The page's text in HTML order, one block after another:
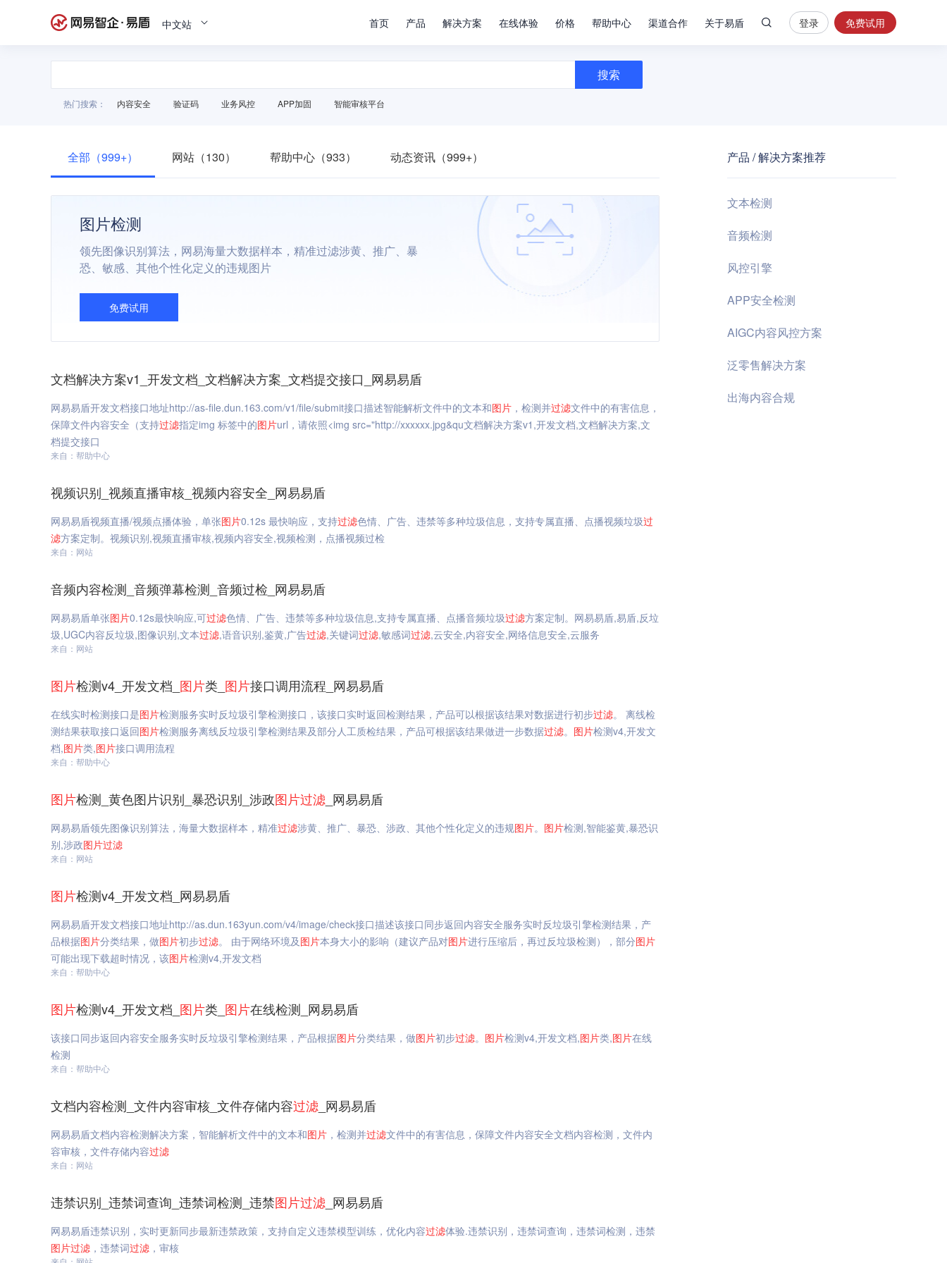
中文站 首页 产品 解决方案 在线体验 价格 帮助中心 渠道合作 关于易盾
安
全
控
登录 免费试用
搜索
热门搜索： 内容安全 验证码 业务风控 APP加固 智能审核平台
全部（999+） 网站（130） 帮助中心（933） 动态资讯（999+）
图片检测
领先图像识别算法，网易海量大数据样本，精准过滤涉黄、推广、暴
恐、敏感、其他个性化定义的违规图片
免费试用
文档解决方案v1_开发文档_文档解决方案_文档提交接口_网易易盾
网易易盾开发文档接口地址http://as-file.dun.163.com/v1/file/submit接口描述智能解析文件中的文本和图片 ，检测并过滤文件中的有害信息，
保障文件内容安全（支持过滤指定img 标签中的图片url，请依照<img src="http://xxxxxx.jpg&qu文档解决方案v1,开发文档,文档解决方案,文
档提交接口
来自：帮助中心
视频识别_视频直播审核_视频内容安全_网易易盾
网易易盾视频直播/视频点播体验，单张图片0.12s 最快响应，支持过滤色情、广告、违禁等多种垃圾信息，支持专属直播、点播视频垃圾过
滤方案定制。视频识别,视频直播审核,视频内容安全,视频检测，点播视频过检
来自：网站
音频内容检测_音频弹幕检测_音频过检_网易易盾
网易易盾单张图片0.12s最快响应,可过滤色情、广告、违禁等多种垃圾信息,支持专属直播、点播音频垃圾过滤方案定制。网易易盾,易盾,反垃
圾,UGC内容反垃圾,图像识别,文本过滤,语音识别,鉴黄,广告过滤,关键词过滤,敏感词过滤,云安全,内容安全,网络信息安全,云服务
来自：网站
图片检测v4_开发文档_ 图片类_ 图片接口调用流程_网易易盾
在线实时检测接口是图片检测服务实时反垃圾引擎检测接口，该接口实时返回检测结果，产品可以根据该结果对数据进行初步过滤。 离线检
测结果获取接口返回图片检测服务离线反垃圾引擎检测结果及部分人工质检结果，产品可根据该结果做进一步数据过滤。 图片检测v4,开发文
档,图片类,图片接口调用流程
来自：帮助中心
图片检测_黄色图片识别_暴恐识别_涉政图片过滤 _网易易盾
网易易盾领先图像识别算法，海量大数据样本，精准过滤涉黄、推广、暴恐、涉政、其他个性化定义的违规图片。 图片检测,智能鉴黄,暴恐识
别,涉政图片过滤
来自：网站
图片检测v4_开发文档_网易易盾
网易易盾开发文档接口地址http://as.dun.163yun.com/v4/image/check接口描述该接口同步返回内容安全服务实时反垃圾引擎检测结果，产
品根据图片分类结果，做图片初步过滤。 由于网络环境及图片本身大小的影响（建议产品对图片进行压缩后，再过反垃圾检测），部分图片
可能出现下载超时情况，该图片检测v4,开发文档
来自：帮助中心
图片检测v4_开发文档_ 图片类_ 图片在线检测_网易易盾
该接口同步返回内容安全服务实时反垃圾引擎检测结果，产品根据图片分类结果，做图片初步过滤。 图片检测v4,开发文档,图片类,图片在线
检测
来自：帮助中心
文档内容检测_文件内容审核_文件存储内容过滤 _网易易盾
网易易盾文档内容检测解决方案，智能解析文件中的文本和图片 ，检测并过滤文件中的有害信息，保障文件内容安全文档内容检测，文件内
容审核，文件存储内容过滤
来自：网站
违禁识别_违禁词查询_违禁词检测_违禁图片过滤 _网易易盾
网易易盾违禁识别，实时更新同步最新违禁政策，支持自定义违禁模型训练，优化内容过滤体验.违禁识别，违禁词查询，违禁词检测，违禁
图片过滤 ，违禁词过滤 ，审核
产品 / 解决方案推荐
文本检测
音频检测
风控引擎
APP安全检测
AIGC内容风控方案
泛零售解决方案
出海内容合规